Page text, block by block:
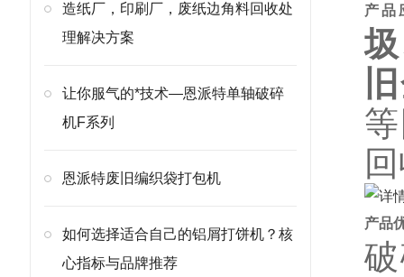
造纸厂，印刷厂，废纸边角料回收处
理解决方案
让你服气的*技术—恩派特单轴破碎
机F系列
恩派特废旧编织袋打包机
如何选择适合自己的铝屑打饼机？核
心指标与品牌推荐
产品
产品